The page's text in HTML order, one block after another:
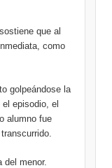
que al
como
golpeándose la
episodio, el
alumno fue
menor.